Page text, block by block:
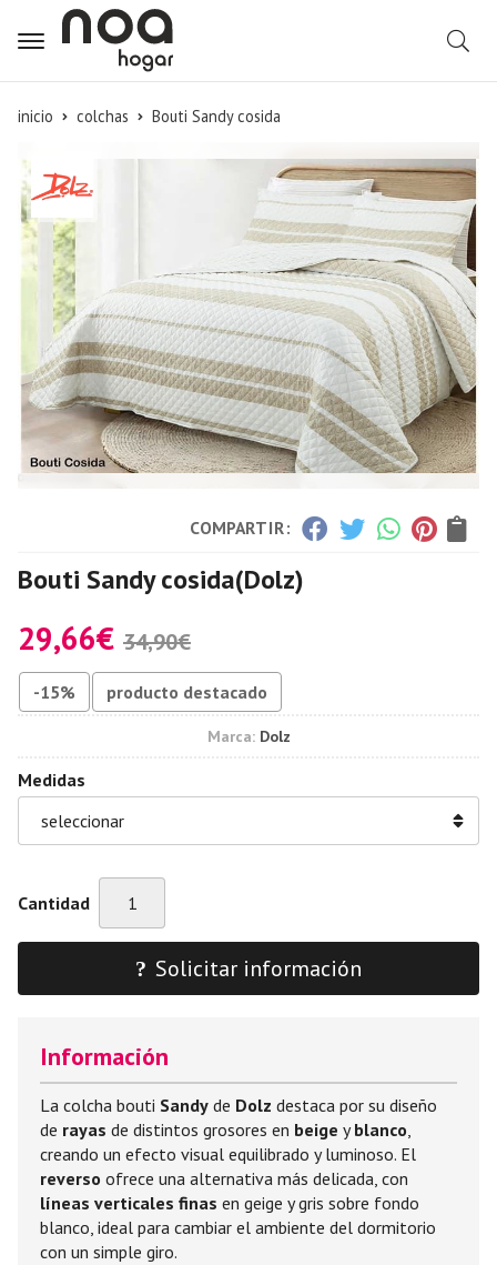
inicio colchas Bouti Sandy cosida
COMPARTIR:
Bouti Sandy cosida(Dolz)
29,66€ 34,90€
-15% producto destacado
Marca: Dolz
Medidas
Cantidad
Solicitar información
Información
La colcha bouti Sandy de Dolz destaca por su diseño
de rayas de distintos grosores en beige yblanco,
creando un efecto visual equilibrado y luminoso. El
reverso ofrece una alternativa más delicada, con
líneas verticales finas en geige y gris sobre fondo
blanco, ideal para cambiar el ambiente del dormitorio
con un simple giro.